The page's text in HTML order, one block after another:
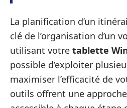
La planification d’un
clé de l’organisation d’un
utilisant votre tablette
possible d’exploiter
maximiser l’efficacité de
outils offrent une